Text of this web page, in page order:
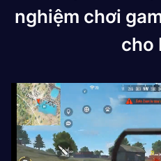
nghiệm chơi
cho